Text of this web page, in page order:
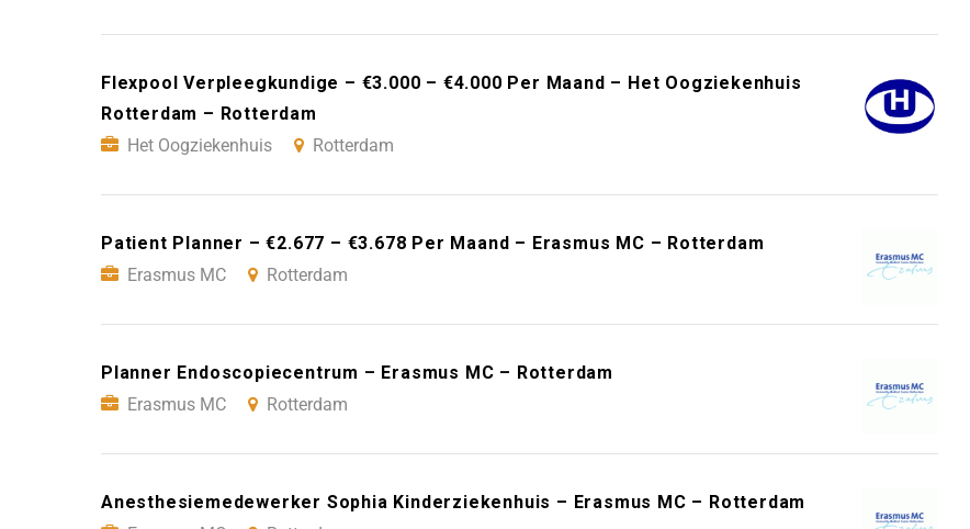
Flexpool Verpleegkundige – €3.000 – €4.000 Per Maand – Het Oogziekenhuis
Rotterdam – Rotterdam
Het Oogziekenhuis
Rotterdam
Patient Planner – €2.677 – €3.678 Per Maand – Erasmus MC – Rotterdam
Erasmus MC
Rotterdam
Planner Endoscopiecentrum – Erasmus MC – Rotterdam
Erasmus MC
Rotterdam
Anesthesiemedewerker Sophia Kinderziekenhuis – Erasmus MC – Rotterdam